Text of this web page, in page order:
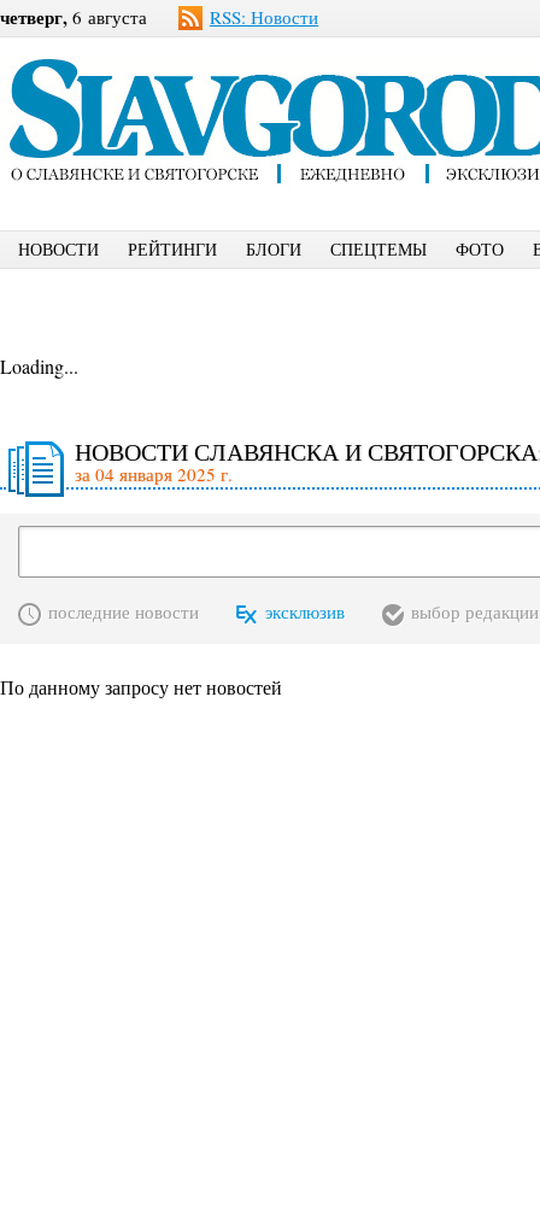
четверг, 6 августа RSS: Новости
НОВОСТИ РЕЙТИНГИ БЛОГИ СПЕЦТЕМЫ ФОТО
Loading...
НОВОСТИ СЛАВЯНСКА И
за 04 января 2025 г.
последние новости эксклюзив выбор редакции
По данному запросу нет новостей